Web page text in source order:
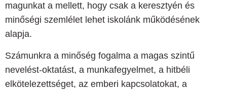
magunkat a mellett, hogy csak a keresztyén és
minőségi szemlélet lehet iskolánk működésének
alapja.
Számunkra a minőség fogalma a magas szintű
nevelést-oktatást, a munkafegyelmet, a hitbéli
elkötelezettséget, az emberi kapcsolatokat, a